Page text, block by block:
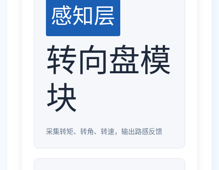
感知层
转向盘模
块
采集转矩、转角、转速，输出路感反馈